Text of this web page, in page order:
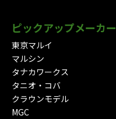
ピックアップメーカー
東京マルイ
マルシン
タナカワークス
タニオ・コバ
クラウンモデル
MGC